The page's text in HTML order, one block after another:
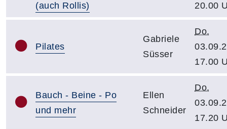
(auch Rollis)
20.00
Pilates
Gabriele
Süsser
Do.
17.00
Bauch - Beine - Po
und mehr
Ellen
Schneider
Do.
17.20